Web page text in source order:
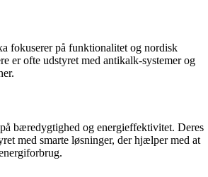
fokuserer på funktionalitet og nordisk
er ofte udstyret med antikalk-systemer og
bæredygtighed og energieffektivitet. Deres
med smarte løsninger, der hjælper med at